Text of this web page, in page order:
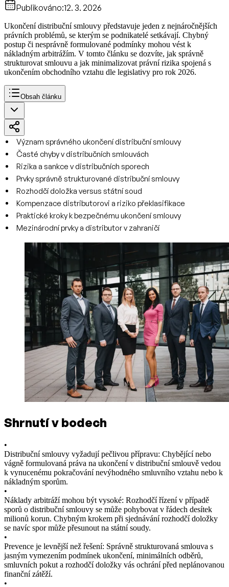
Publikováno:12. 3. 2026
Ukončení distribuční smlouvy představuje jeden z nejnáročnějších
právních problémů, se kterým se podnikatelé setkávají. Chybný
postup či nesprávně formulované podmínky mohou vést k
nákladným arbitrážím. V tomto článku se dozvíte, jak správně
strukturovat smlouvu a jak minimalizovat právní rizika spojená s
ukončením obchodního vztahu dle legislativy pro rok 2026.
Obsah článku
Význam správného ukončení distribuční smlouvy
Časté chyby v distribučních smlouvách
Rizika a sankce v distribučních sporech
Prvky správně strukturované distribuční smlouvy
Rozhodčí doložka versus státní soud
Kompenzace distributorovi a riziko překlasifikace
Praktické kroky k bezpečnému ukončení smlouvy
Mezinárodní prvky a distributor v zahraničí
Shrnutí v bodech
•
Distribuční smlouvy vyžadují pečlivou přípravu: Chybějící nebo
vágně formulovaná práva na ukončení v distribuční smlouvě vedou
k vynucenému pokračování nevýhodného smluvního vztahu nebo k
nákladným sporům.
•
Náklady arbitráží mohou být vysoké: Rozhodčí řízení v případě
sporů o distribuční smlouvy se může pohybovat v řádech desítek
milionů korun. Chybným krokem při sjednávání rozhodčí doložky
se navíc spor může přesunout na státní soudy.
•
Prevence je levnější než řešení: Správně strukturovaná smlouva s
jasným vymezením podmínek ukončení, minimálních odběrů,
smluvních pokut a rozhodčí doložky vás ochrání před neplánovanou
finanční zátěží.
•